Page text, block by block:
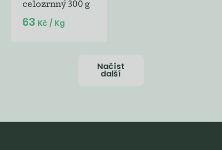
celozrnný 300 g
63 Kč / Kg
Načíst
další